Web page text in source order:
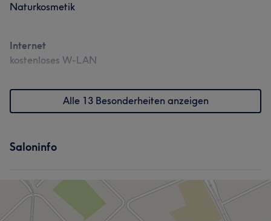
Naturkosmetik
Internet
kostenloses W-LAN
Alle 13 Besonderheiten anzeigen
Saloninfo